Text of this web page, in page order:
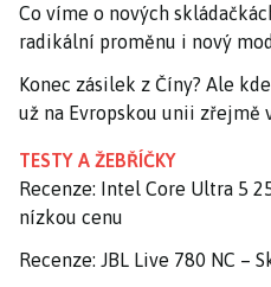
Co víme o nových
radikální proměnu i nový
Konec zásilek z Číny? Ale
už na Evropskou unii zřejmě
TESTY A ŽEBŘÍČKY
Recenze: Intel Core Ultra 5
nízkou cenu
Recenze: JBL Live 780 NC –